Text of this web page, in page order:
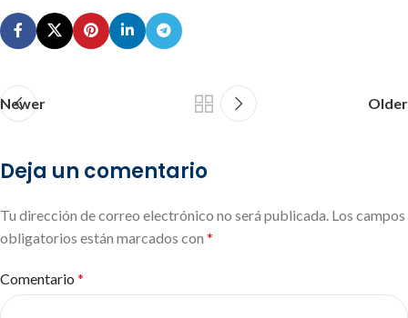
Newer Older
Deja un comentario
Tu dirección de correo electrónico no será publicada. Los campos
obligatorios están marcados con *
Comentario *